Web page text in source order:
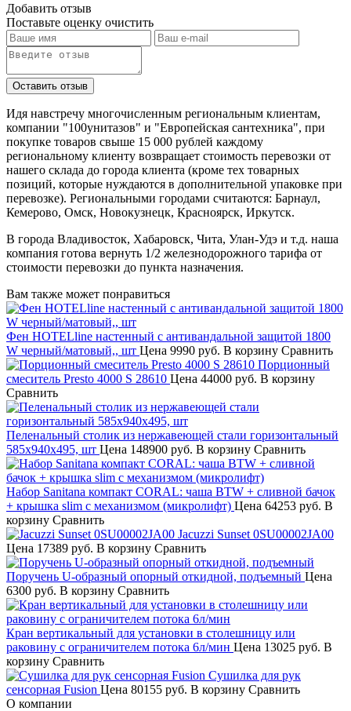
Добавить отзыв
Поставьте оценку очистить
Идя навстречу многочисленным региональным клиентам,
компании "100унитазов" и "Европейская сантехника", при
покупке товаров свыше 15 000 рублей каждому
региональному клиенту возвращает стоимость перевозки от
нашего склада до города клиента (кроме тех товарных
позиций, которые нуждаются в дополнительной упаковке при
перевозке). Региональными городами считаются: Барнаул,
Кемерово, Омск, Новокузнецк, Красноярск, Иркутск.
В города Владивосток, Хабаровск, Чита, Улан-Удэ и т.д. наша
компания готова вернуть 1/2 железнодорожного тарифа от
стоимости перевозки до пункта назначения.
Вам также может понравиться
Фен HOTELline настенный с антивандальной защитой 1800
W черный/матовый,, шт Цена 9990 руб. В корзину Сравнить
Порционный
смеситель Presto 4000 S 28610 Цена 44000 руб. В корзину
Сравнить
Пеленальный столик из нержавеющей стали горизонтальный
585х940х495, шт Цена 148900 руб. В корзину Сравнить
Набор Sanitana компакт CORAL: чаша BTW + сливной бачок
+ крышка slim с механизмом (микролифт) Цена 64253 руб. В
корзину Сравнить
Jacuzzi Sunset 0SU00002JA00
Цена 17389 руб. В корзину Сравнить
Поручень U-образный опорный откидной, подъемный Цена
6300 руб. В корзину Сравнить
Кран вертикальный для установки в столешницу или
раковину с ограничителем потока 6л/мин Цена 13025 руб. В
корзину Сравнить
Сушилка для рук
сенсорная Fusion Цена 80155 руб. В корзину Сравнить
О компании